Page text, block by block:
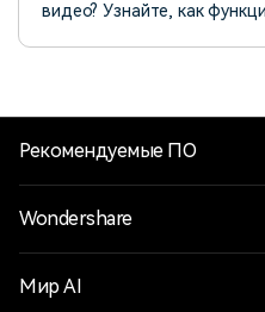
видео? Узнайте, как
Рекомендуемые ПО
Wondershare
Мир AI